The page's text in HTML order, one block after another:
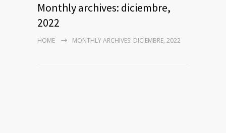
Monthly archives: diciembre,
2022
HOME MONTHLY ARCHIVES: DICIEMBRE, 2022